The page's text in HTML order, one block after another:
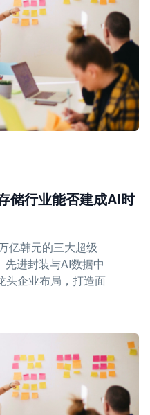
储行业能否建成AI时
亿韩元的三大超级
进封装与AI数据中
头企业布局，打造面